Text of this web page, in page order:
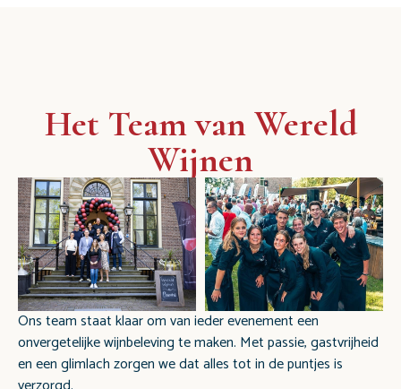
Het Team van Wereld
Wijnen
Ons team staat klaar om van ieder evenement een
onvergetelijke wijnbeleving te maken. Met passie, gastvrijheid
en een glimlach zorgen we dat alles tot in de puntjes is